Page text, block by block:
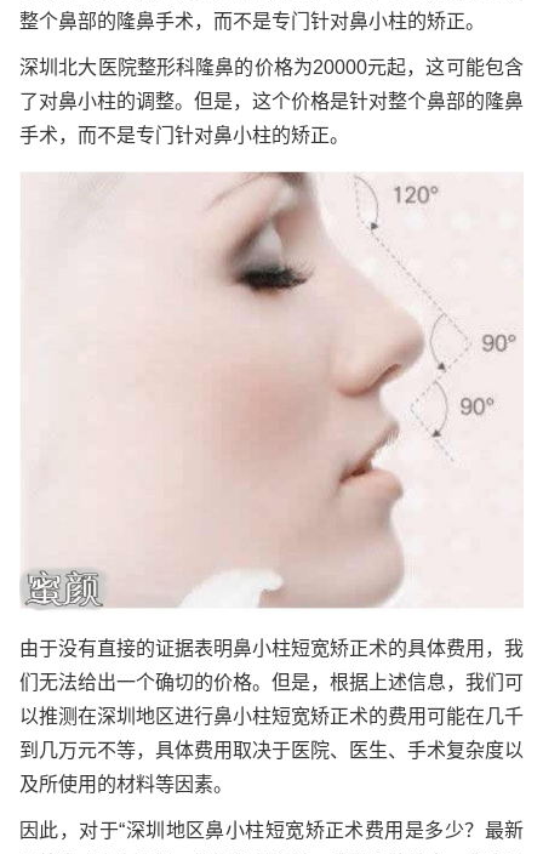
整个鼻部的隆鼻手术，而不是专门针对鼻小柱的矫正。
深圳北大医院整形科隆鼻的价格为20000元起，这可能包含
了对鼻小柱的调整。但是，这个价格是针对整个鼻部的隆鼻
手术，而不是专门针对鼻小柱的矫正。
由于没有直接的证据表明鼻小柱短宽矫正术的具体费用，我
们无法给出一个确切的价格。但是，根据上述信息，我们可
以推测在深圳地区进行鼻小柱短宽矫正术的费用可能在几千
到几万元不等，具体费用取决于医院、医生、手术复杂度以
及所使用的材料等因素。
因此，对于“深圳地区鼻小柱短宽矫正术费用是多少？最新